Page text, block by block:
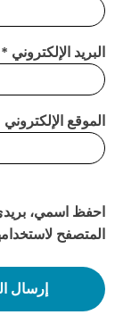
البريد الإلكتروني *
الموقع الإلكتروني
احفظ اسمي، بريدي
المتصفح